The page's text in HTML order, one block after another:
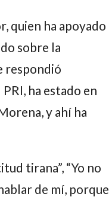
quien ha apoyado
sobre la
respondió
ha estado en
y ahí ha
tirana”, “Yo no
de mí, porque